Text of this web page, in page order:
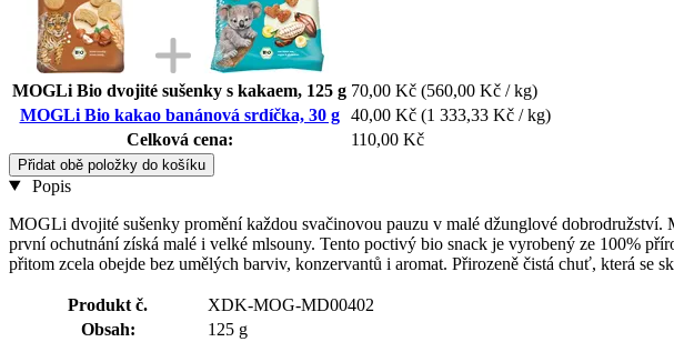
MOGLi Bio dvojité sušenky s kakaem, 125 g 70,00 Kč (560,00 Kč / kg)
MOGLi Bio kakao banánová srdíčka, 30 g
40,00 Kč (1 333,33 Kč / kg)
Celková cena:
110,00 Kč
Přidat obě položky do košíku
Popis
MOGLi dvojité sušenky promění každou svačinovou pauzu v malé džunglové
první ochutnání získá malé i velké mlsouny. Tento poctivý bio snack je vyrobený ze 100%
přitom zcela obejde bez umělých barviv, konzervantů i aromat. Přirozeně čistá chuť, která se
Produkt č.
XDK-MOG-MD00402
Obsah:
125 g